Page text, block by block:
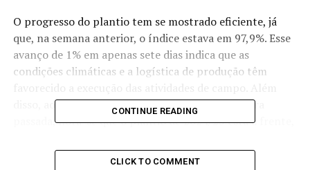
O progresso do plantio tem se mostrado eficiente, já
que, na semana anterior, o índice estava em 97,9%. Esse
avanço de 1% em apenas sete dias indica que as
condições climáticas e a logística de produção têm
disso, ao comparar com o mesmo período da safra
passada, nota-se que o plantio de 2024/25 está à frente,
até a mesma data.
CONTINUE READING
CLICK TO COMMENT